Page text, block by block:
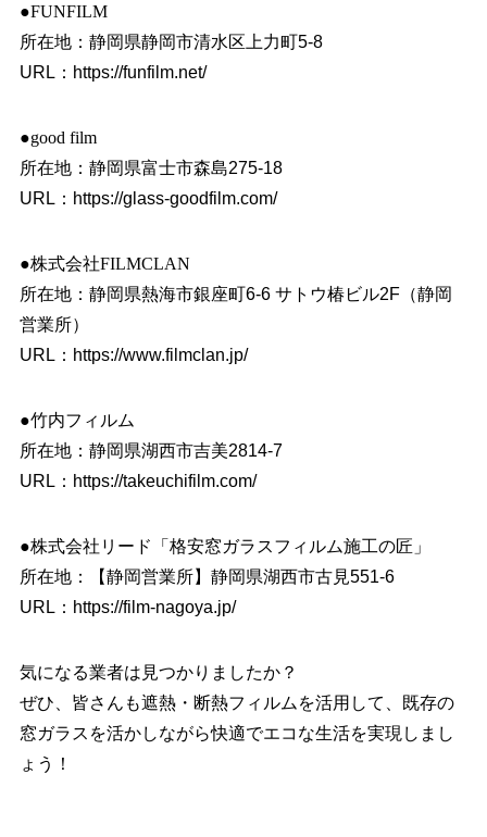
●FUNFILM
所在地：静岡県静岡市清水区上力町5-8
URL： https://funfilm.net/
●good film
所在地：静岡県富士市森島275-18
URL： https://glass-goodfilm.com/
●株式会社FILMCLAN
所在地：静岡県熱海市銀座町6-6 サトウ椿ビル2F（静岡
営業所）
URL： https://www.filmclan.jp/
●竹内フィルム
所在地：静岡県湖西市吉美2814-7
URL： https://takeuchifilm.com/
●株式会社リード「格安窓ガラスフィルム施工の匠」
所在地：【静岡営業所】静岡県湖西市古見551-6
URL： https://film-nagoya.jp/
気になる業者は見つかりましたか？
ぜひ、皆さんも遮熱・断熱フィルムを活用して、既存の
窓ガラスを活かしながら快適でエコな生活を実現しまし
ょう！